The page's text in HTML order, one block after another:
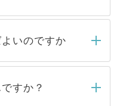
いのですか
、弊社担当者がご
後メールもしくは
すか？